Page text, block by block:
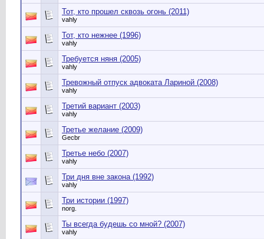
Тот, кто прошел сквозь огонь (2011)
vahly
Тот, кто нежнее (1996)
vahly
Требуется няня (2005)
vahly
Тревожный отпуск адвоката Лариной (2008)
vahly
Третий вариант (2003)
vahly
Третье желание (2009)
Gecbr
Третье небо (2007)
vahly
Три дня вне закона (1992)
vahly
Три истории (1997)
norg.
Ты всегда будешь со мной? (2007)
vahly